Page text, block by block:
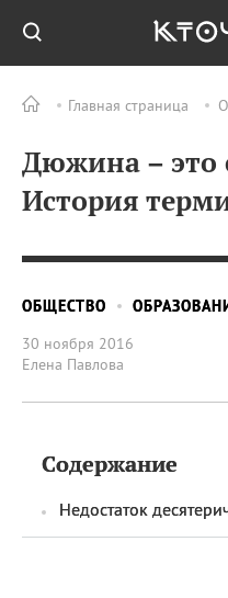
Главная страница
Дюжина – это
История
ОБЩЕСТВО
30 ноября 2016
Елена Павлова
Содержание
Недостаток